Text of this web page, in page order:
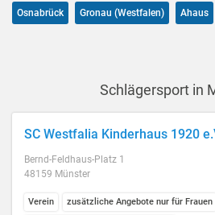
Osnabrück Gronau (Westfalen) Ahaus
Schlägersport in
SC Westfalia Kinderhaus 1920
Bernd-Feldhaus-Platz 1
48159 Münster
Verein zusätzliche Angebote nur für Frauen